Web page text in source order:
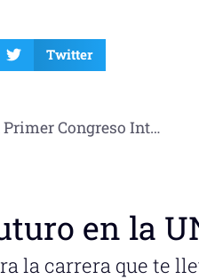
Twitter
UNE participa en Primer Congreso Internacional de calidad Educativa
en la
la carrera que te